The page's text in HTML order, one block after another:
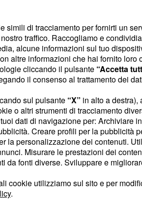
la rivista Il Paradiso
se uscisse in edicola.Tina
visto chedeciderà di
regalerà a Salvatore
rifiuterà di rispondere alla
nel frattempo verrà
la sua storia con
simili di tracciamento per fornirti un
traffico. Raccogliamo e
alcune informazioni sul tuo
altre informazioni che hai fornito
cliccando il pulsante “Accetta
il consenso al trattamento dei
sul pulsante “X” in alto a
o altri strumenti di tracciamento
dati di navigazione per: Archiviare
Creare profili per la pubblicità
la personalizzazione dei contenuti.
Misurare le prestazioni dei
da fonti diverse. Sviluppare e
cookie utilizziamo sul sito e per
.